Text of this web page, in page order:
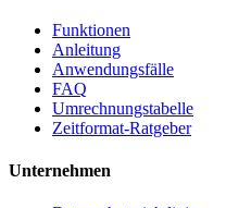
Funktionen
Anleitung
Anwendungsfälle
FAQ
Umrechnungstabelle
Zeitformat-Ratgeber
Unternehmen